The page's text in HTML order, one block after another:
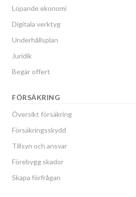
Löpande ekonomi
Digitala verktyg
Underhållsplan
Juridik
Begär offert
FÖRSÄKRING
Översikt försäkring
Försäkringsskydd
Tillsyn och ansvar
Förebygg skador
Skapa förfrågan